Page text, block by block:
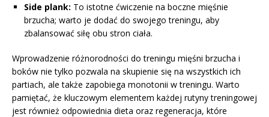
Side plank: To istotne ćwiczenie na boczne mięśnie
brzucha; warto je dodać do swojego treningu, aby
zbalansować siłę obu stron ciała.
Wprowadzenie różnorodności do treningu mięśni brzucha i
boków nie tylko pozwala na skupienie się na wszystkich ich
partiach, ale także zapobiega monotonii w treningu. Warto
pamiętać, że kluczowym elementem każdej rutyny treningowej
jest również odpowiednia dieta oraz regeneracja, które